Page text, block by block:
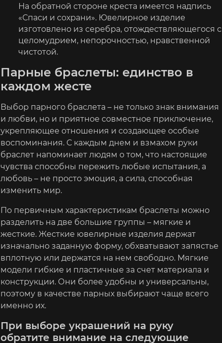
На обратной стороне креста имеется надпись
«Спаси и сохрани». Ювелирное изделие
изготовлено из серебра, отождествляющегося с
целомудрием, непорочностью, нравственной
чистотой.
Парные браслеты: единство в
каждом жесте
Выбор парного браслета – не только знак внимания
и любви, но и приятное совместное приключение,
укрепляющее отношения и создающее особые
воспоминания. С каждым днем и взмахом руки
браслет напоминает людям о том, что настоящие
чувства способны пережить любые испытания, а
любовь – не просто эмоция, а сила, способная
изменить мир.
По первичным характеристикам браслеты можно
разделить на две большие группы – мягкие и
жесткие. Жесткие ювелирные изделия держат
изначально заданную форму, обхватывают запястье
вплотную или держатся на нем свободно. Мягкие
модели гибкие и пластичные за счет материала и
конструкции. Они более удобны и универсальны,
поэтому в качестве парных выбирают чаще всего
именно их.
При выборе украшений на руку
обратите внимание на следующие